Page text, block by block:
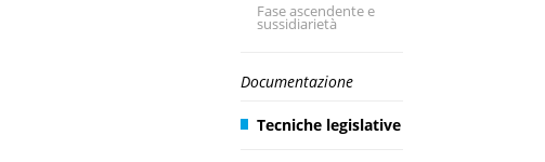
Fase ascendente e
sussidiarietà
Documentazione
Tecniche legislative